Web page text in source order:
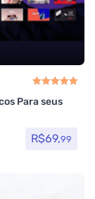
Avaliação
Para seus
R$69,99